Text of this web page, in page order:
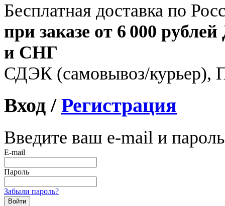
Бесплатная доставка по
при заказе от 6 000 рублей
и СНГ
СДЭК (самовывоз/курьер),
Вход / Регистрация
Введите ваш e-mail и
E-mail
Пароль
Забыли пароль?